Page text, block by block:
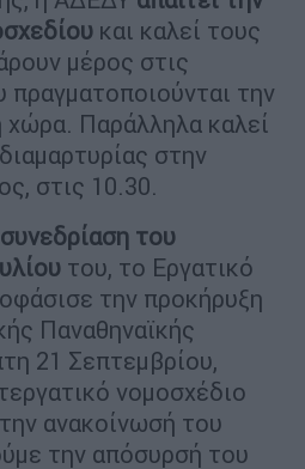
και καλεί τους
μέρος στις
την
χώρα. Παράλληλα καλεί
στην
στις 10.30.
του
του, το Εργατικό
την προκήρυξη
Παναθηναϊκής
21 Σεπτεμβρίου,
νομοσχέδιο
ανακοίνωσή του
την απόσυρσή του